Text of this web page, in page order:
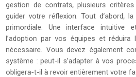
gestion de contrats, plusieurs
guider votre réflexion. Tout d’abord,
primordiale. Une interface intuitive
l’adoption par vos équipes et
nécessaire. Vous devez également
système : peut-il s’adapter à vos
obligera-t-il à revoir entièrement votre